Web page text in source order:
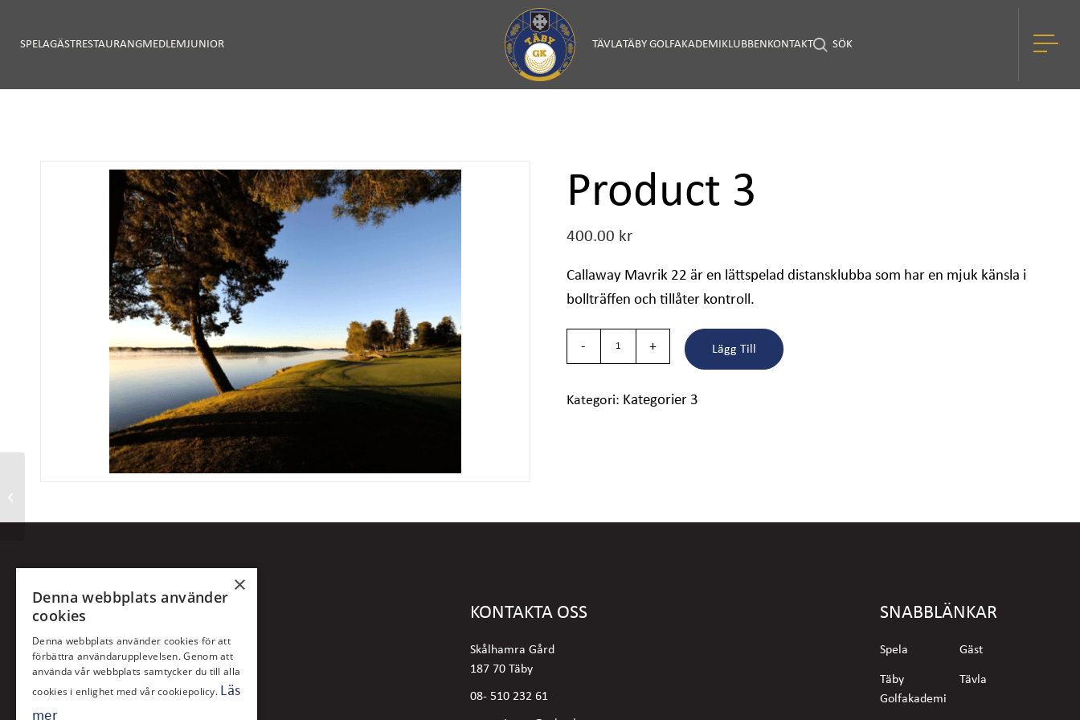
TÄVLATÄBY GOLFAKADEMIKLUBBENKONTAKT SÖK
SPELAGÄSTRESTAURANGMEDLEMJUNIOR
Product 3
400.00 kr
Callaway Mavrik 22 är en lättspelad distansklubba som har en mjuk känsla i
bollträffen och tillåter kontroll.
Lägg Till
Kategori: Kategorier 3
KONTAKTA OSS
Skålhamra Gård
187 70 Täby
08- 510 232 61
SNABBLÄNKAR
Spela Gäst
Täby
Golfakademi
Tävla
×
Denna webbplats använder
cookies
Denna webbplats använder cookies för att
förbättra användarupplevelsen. Genom att
använda vår webbplats samtycker du till alla
cookies i enlighet med vår cookiepolicy. Läs
mer